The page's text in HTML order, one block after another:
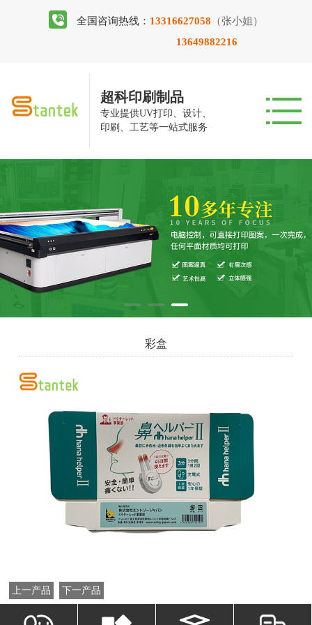
全国咨询热线： 13316627058 （张小姐）
13649882216
超科印刷制品
专业提供UV打印、设计、
印刷、工艺等一站式服务
彩盒
上一产品 下一产品